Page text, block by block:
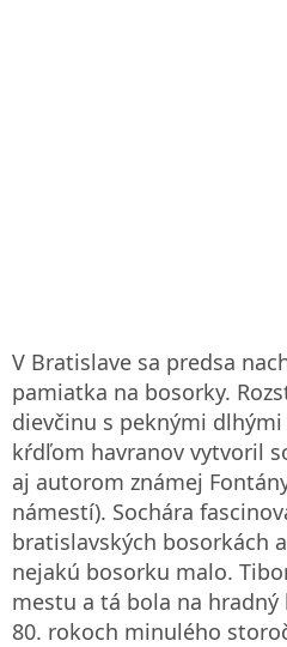
V Bratislave sa predsa
pamiatka na bosorky.
dievčinu s peknými
kŕdľom havranov vytvoril
aj autorom známej
námestí). Sochára
bratislavských bosorkách
nejakú bosorku malo.
mestu a tá bola na
80. rokoch minulého